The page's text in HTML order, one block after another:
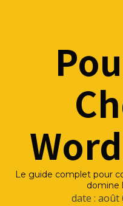
Le guide complet pour
domine
date : août